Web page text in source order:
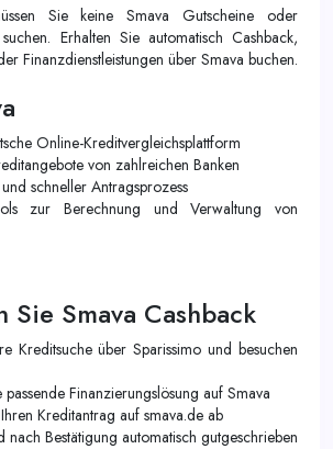
Sie keine Smava Gutscheine oder
Erhalten Sie automatisch Cashback,
Finanzdienstleistungen über Smava buchen.
Online-Kreditvergleichsplattform
von zahlreichen Banken
schneller Antragsprozess
zur Berechnung und Verwaltung von
Sie Smava Cashback
Kreditsuche über Sparissimo und besuchen
Finanzierungslösung auf Smava
Kreditantrag auf smava.de ab
nach Bestätigung automatisch gutgeschrieben